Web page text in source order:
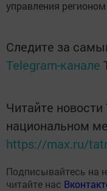
управления
Следите за
Telegram-канале
Читайте новости
национальном
https://max.ru/
Подписывайтесь на
читайте нас